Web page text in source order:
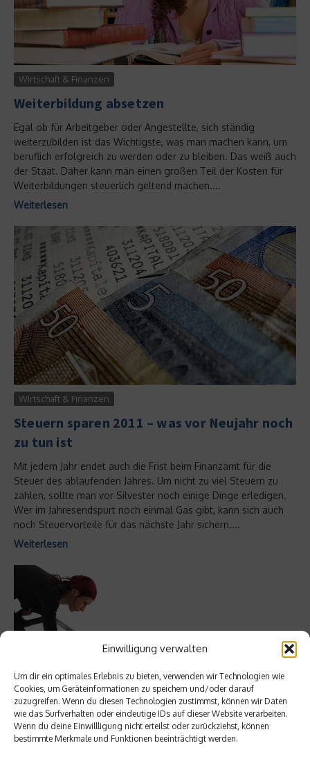
Einwilligung verwalten
Um dir ein optimales Erlebnis zu bieten, verwenden wir Technologien wie
Cookies, um Geräteinformationen zu speichern und/oder darauf
zuzugreifen. Wenn du diesen Technologien zustimmst, können wir Daten
wie das Surfverhalten oder eindeutige IDs auf dieser Website verarbeiten.
Wenn du deine Einwillligung nicht erteilst oder zurückziehst, können
bestimmte Merkmale und Funktionen beeinträchtigt werden.
Wirtschaft & Finanzen
Weiterbildung absetzen
Egal ob für Arbeitgeber oder Angestellte, sich ständig
weiterzubilden ist das Wichtigste, was man machen kann, um
beruflich erfolgreich zu werden oder zu bleiben. Das weiß auch
der Staat. Daher kann man einen großen Teil der Kosten für
Weiterbildungen steuerlich geltend machen....
Weiterlesen
Wirtschaft & Finanzen
Steuern sparen 2011 – was vor Neujahr noch
zu tun ist
Mit jedem Jahr endet auch die Frist beim Finanzamt für die
Steuer des ablaufenden Jahres. Um nicht zu viel Steuern zu
zahlen, sollte man vor Silvester noch einige Dinge erledigen.
Wer im Jahresendspurt noch einmal Gas gibt, kann sich auch
noch Steuervorteile für das nächste Jahr sichern....
Weiterlesen
Wirtschaft & Finanzen